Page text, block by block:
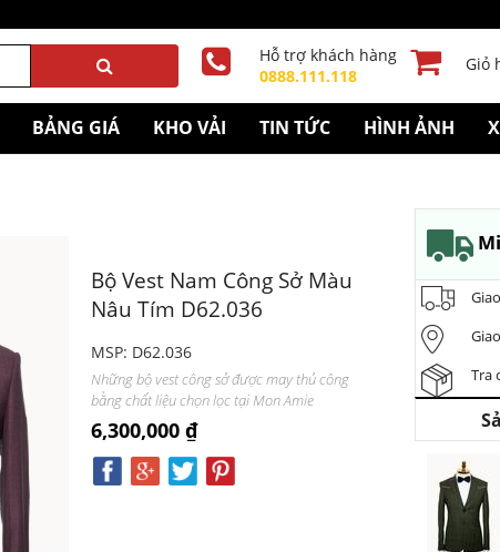
Hỗ trợ khách hàng
0888.111.118
Giỏ
BẢNG GIÁ KHO VẢI TIN TỨC HÌNH ẢNH
Bộ Vest Nam Công Sở Màu
Nâu Tím D62.036
MSP: D62.036
Những bộ vest công sở được may thủ công
bằng chất liệu chọn lọc tại Mon Amie
6,300,000 ₫
Tra